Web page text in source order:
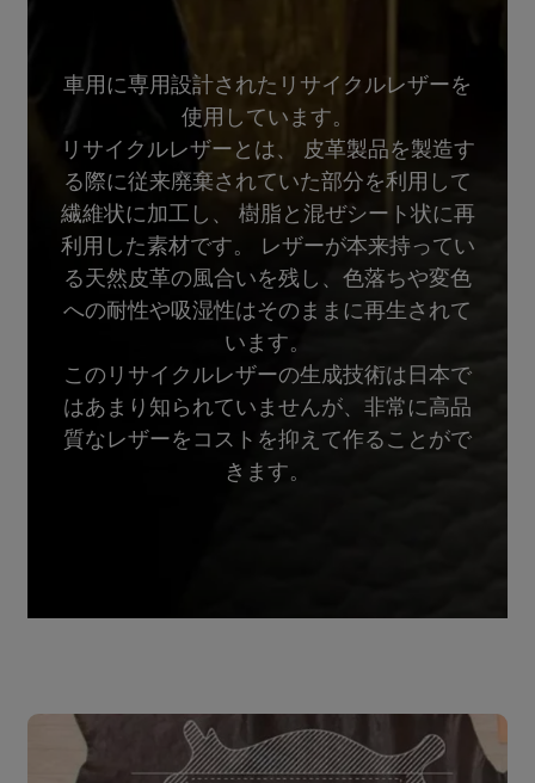
車用に専用設計されたリサイクルレザーを
使用しています。
リサイクルレザーとは、 皮革製品を製造す
る際に従来廃棄されていた部分を利用して
繊維状に加工し、 樹脂と混ぜシート状に再
利用した素材です。 レザーが本来持ってい
る天然皮革の風合いを残し、色落ちや変色
への耐性や吸湿性はそのままに再生されて
います。
このリサイクルレザーの生成技術は日本で
はあまり知られていませんが、非常に高品
質なレザーをコストを抑えて作ることがで
きます。